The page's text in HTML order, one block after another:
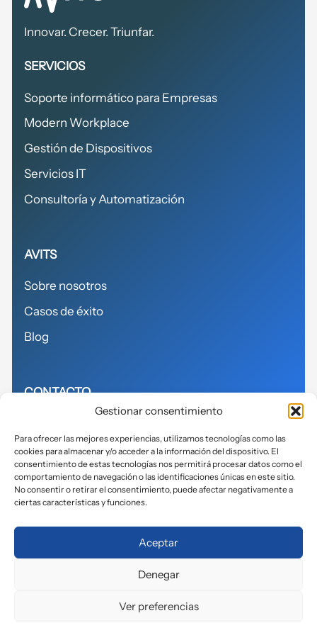
Gestionar consentimiento
Para ofrecer las mejores experiencias, utilizamos tecnologías como las
cookies para almacenar y/o acceder a la información del dispositivo. El
consentimiento de estas tecnologías nos permitirá procesar datos como el
comportamiento de navegación o las identificaciones únicas en este sitio.
No consentir o retirar el consentimiento, puede afectar negativamente a
ciertas características y funciones.
Aceptar
Denegar
Ver preferencias
Innovar. Crecer. Triunfar.
SERVICIOS
Soporte informático para Empresas
Modern Workplace
Gestión de Dispositivos
Servicios IT
Consultoría y Automatización
AVITS
Sobre nosotros
Casos de éxito
Blog
CONTACTO
info@avits.es
Política de privacidad